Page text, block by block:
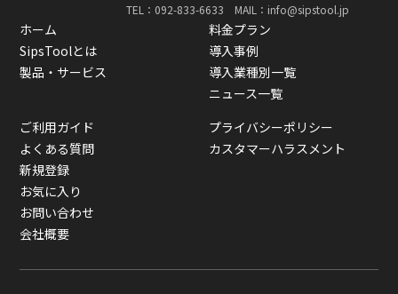
TEL： 092-833-6633 MAIL：info@sipstool.jp
ホーム
SipsToolとは
製品・サービス
料金プラン
導入事例
導入業種別一覧
ニュース一覧
ご利用ガイド
よくある質問
新規登録
お気に入り
お問い合わせ
会社概要
プライバシーポリシー
カスタマーハラスメント